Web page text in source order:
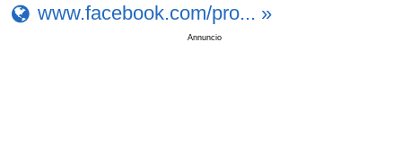
www.facebook.com/pro... »
Annuncio